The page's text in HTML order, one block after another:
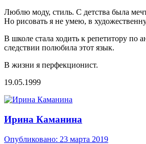
Люблю моду, стиль. С детства была
Но рисовать я не умею, в
В школе стала ходить к репетитору по
следствии полюбила этот язык.
В жизни я перфекционист.
19.05.1999
Ирина Каманина
Опубликовано: 23 марта 2019